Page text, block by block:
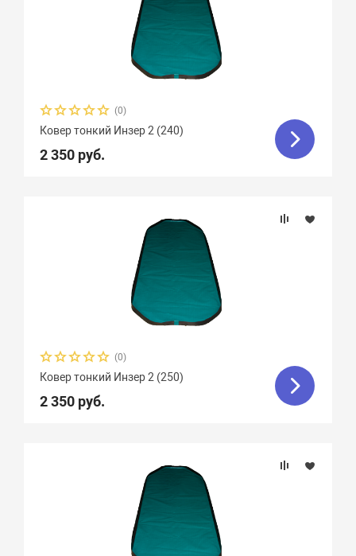
(0)
Ковер тонкий Инзер 2 (240)
2 350 руб.
(0)
Ковер тонкий Инзер 2 (250)
2 350 руб.